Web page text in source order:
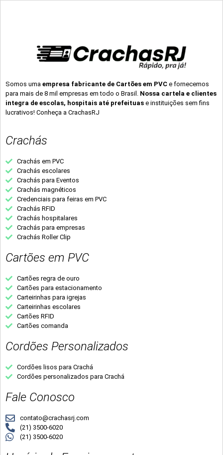
Somos uma empresa fabricante de Cartões em PVC e fornecemos
para mais de 8 mil empresas em todo o Brasil. Nossa cartela e clientes
integra de escolas, hospitais até prefeituas e instituições sem fins
lucrativos! Conheça a CrachasRJ
Crachás
Crachás em PVC
Crachás escolares
Crachás para Eventos
Crachás magnéticos
Credenciais para feiras em PVC
Crachás RFID
Crachás hospitalares
Crachás para empresas
Crachás Roller Clip
Cartões em PVC
Cartões regra de ouro
Cartões para estacionamento
Carteirinhas para igrejas
Carteirinhas escolares
Cartões RFID
Cartões comanda
Cordões Personalizados
Cordões lisos para Crachá
Cordões personalizados para Crachá
Fale Conosco
contato@crachasrj.com
(21) 3500-6020
(21) 3500-6020